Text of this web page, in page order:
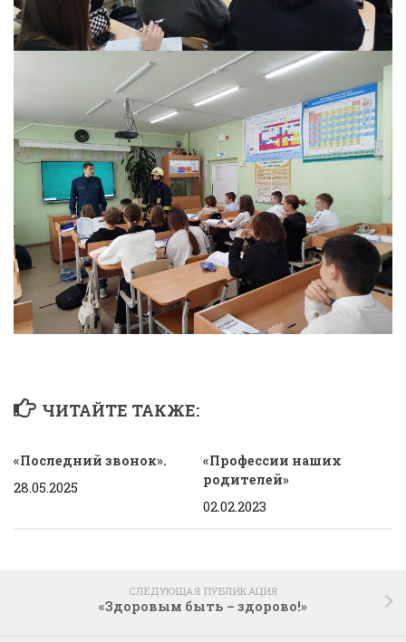
ЧИТАЙТЕ ТАКЖЕ:
«Последний звонок».
28.05.2025
«Профессии наших
родителей»
02.02.2023
СЛЕДУЮЩАЯ ПУБЛИКАЦИЯ
«Здоровым быть – здорово!»